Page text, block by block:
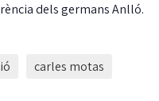
dels germans Anlló.
carles motas